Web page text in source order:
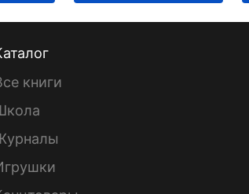
книги